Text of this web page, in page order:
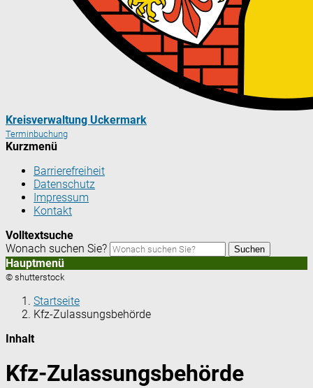
Kreisverwaltung Uckermark
Terminbuchung
Kurzmenü
Barrierefreiheit
Datenschutz
Impressum
Kontakt
Volltextsuche
Wonach suchen Sie?
Suchen
Hauptmenü
© shutterstock
Startseite
Kfz-Zulassungsbehörde
Inhalt
Kfz-Zulassungsbehörde